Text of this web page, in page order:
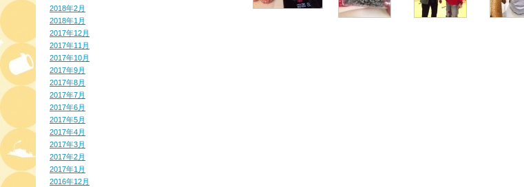
2018年2月
2018年1月
2017年12月
2017年11月
2017年10月
2017年9月
2017年8月
2017年7月
2017年6月
2017年5月
2017年4月
2017年3月
2017年2月
2017年1月
2016年12月